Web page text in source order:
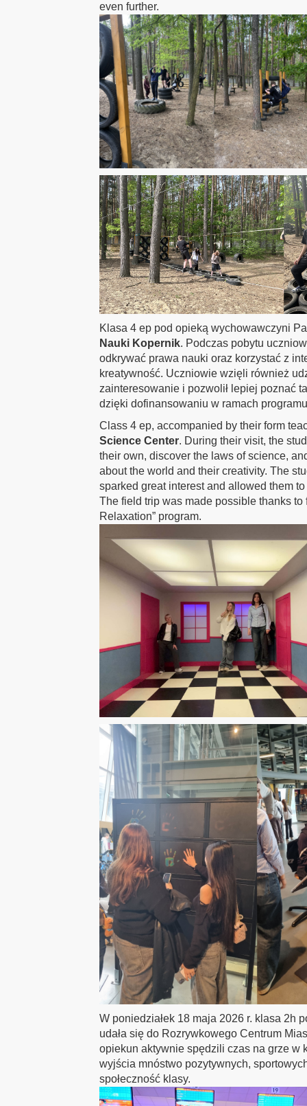
even further.
Klasa 4 ep pod opieką wychowawczyni
Nauki Kopernik. Podczas pobytu
odkrywać prawa nauki oraz korzystać z
kreatywność. Uczniowie wzięli również
zainteresowanie i pozwolił lepiej poznać
dzięki dofinansowaniu w ramach
Class 4 ep, accompanied by their form
Science Center. During their visit, the
their own, discover the laws of science,
about the world and their creativity. The
sparked great interest and allowed them
The field trip was made possible thanks to
Relaxation” program.
W poniedziałek 18 maja 2026 r. klasa 2h
udała się do Rozrywkowego Centrum
opiekun aktywnie spędzili czas na grze w
wyjścia mnóstwo pozytywnych,
społeczność klasy.